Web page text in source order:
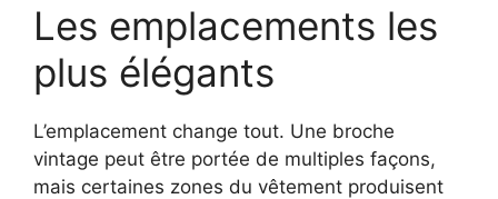
Les emplacements les
plus élégants
L’emplacement change tout. Une broche
vintage peut être portée de multiples façons,
mais certaines zones du vêtement produisent